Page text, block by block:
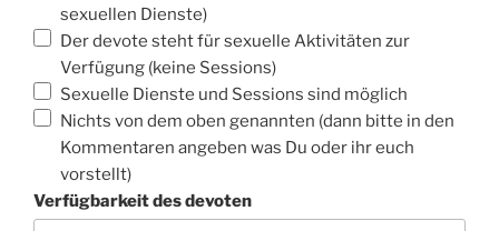
sexuellen Dienste)
Der devote steht für sexuelle Aktivitäten zur
Verfügung (keine Sessions)
Sexuelle Dienste und Sessions sind möglich
Nichts von dem oben genannten (dann bitte in den
Kommentaren angeben was Du oder ihr euch
vorstellt)
Verfügbarkeit des devoten